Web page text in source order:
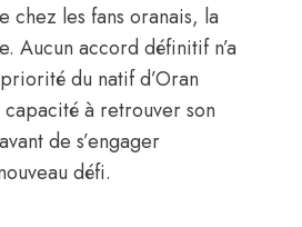
chez les fans oranais, la
Aucun accord définitif n’a
du natif d’Oran
à retrouver son
de s’engager
défi.